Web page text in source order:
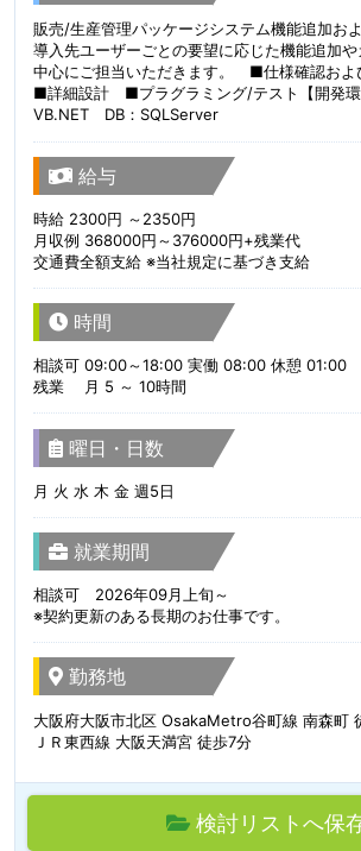
販売/生産管理パッケージシステム機能追加お
導入先ユーザーごとの要望に応じた機能追加
中心にご担当いただきます。 ■仕様確認お
■詳細設計 ■プラグラミング/テスト【開発
VB.NET DB：SQLServer
給与
時給 2300円 ～2350円
月収例 368000円～376000円+残業代
交通費全額支給 ※当社規定に基づき支給
時間
相談可 09:00～18:00 実働 08:00 休憩 01:00
残業 月 5 ～ 10時間
曜日・日数
月 火 水 木 金 週5日
就業期間
相談可 2026年09月上旬～
※契約更新のある長期のお仕事です。
勤務地
大阪府大阪市北区 OsakaMetro谷町線 南森町
ＪＲ東西線 大阪天満宮 徒歩7分
検討リストへ保